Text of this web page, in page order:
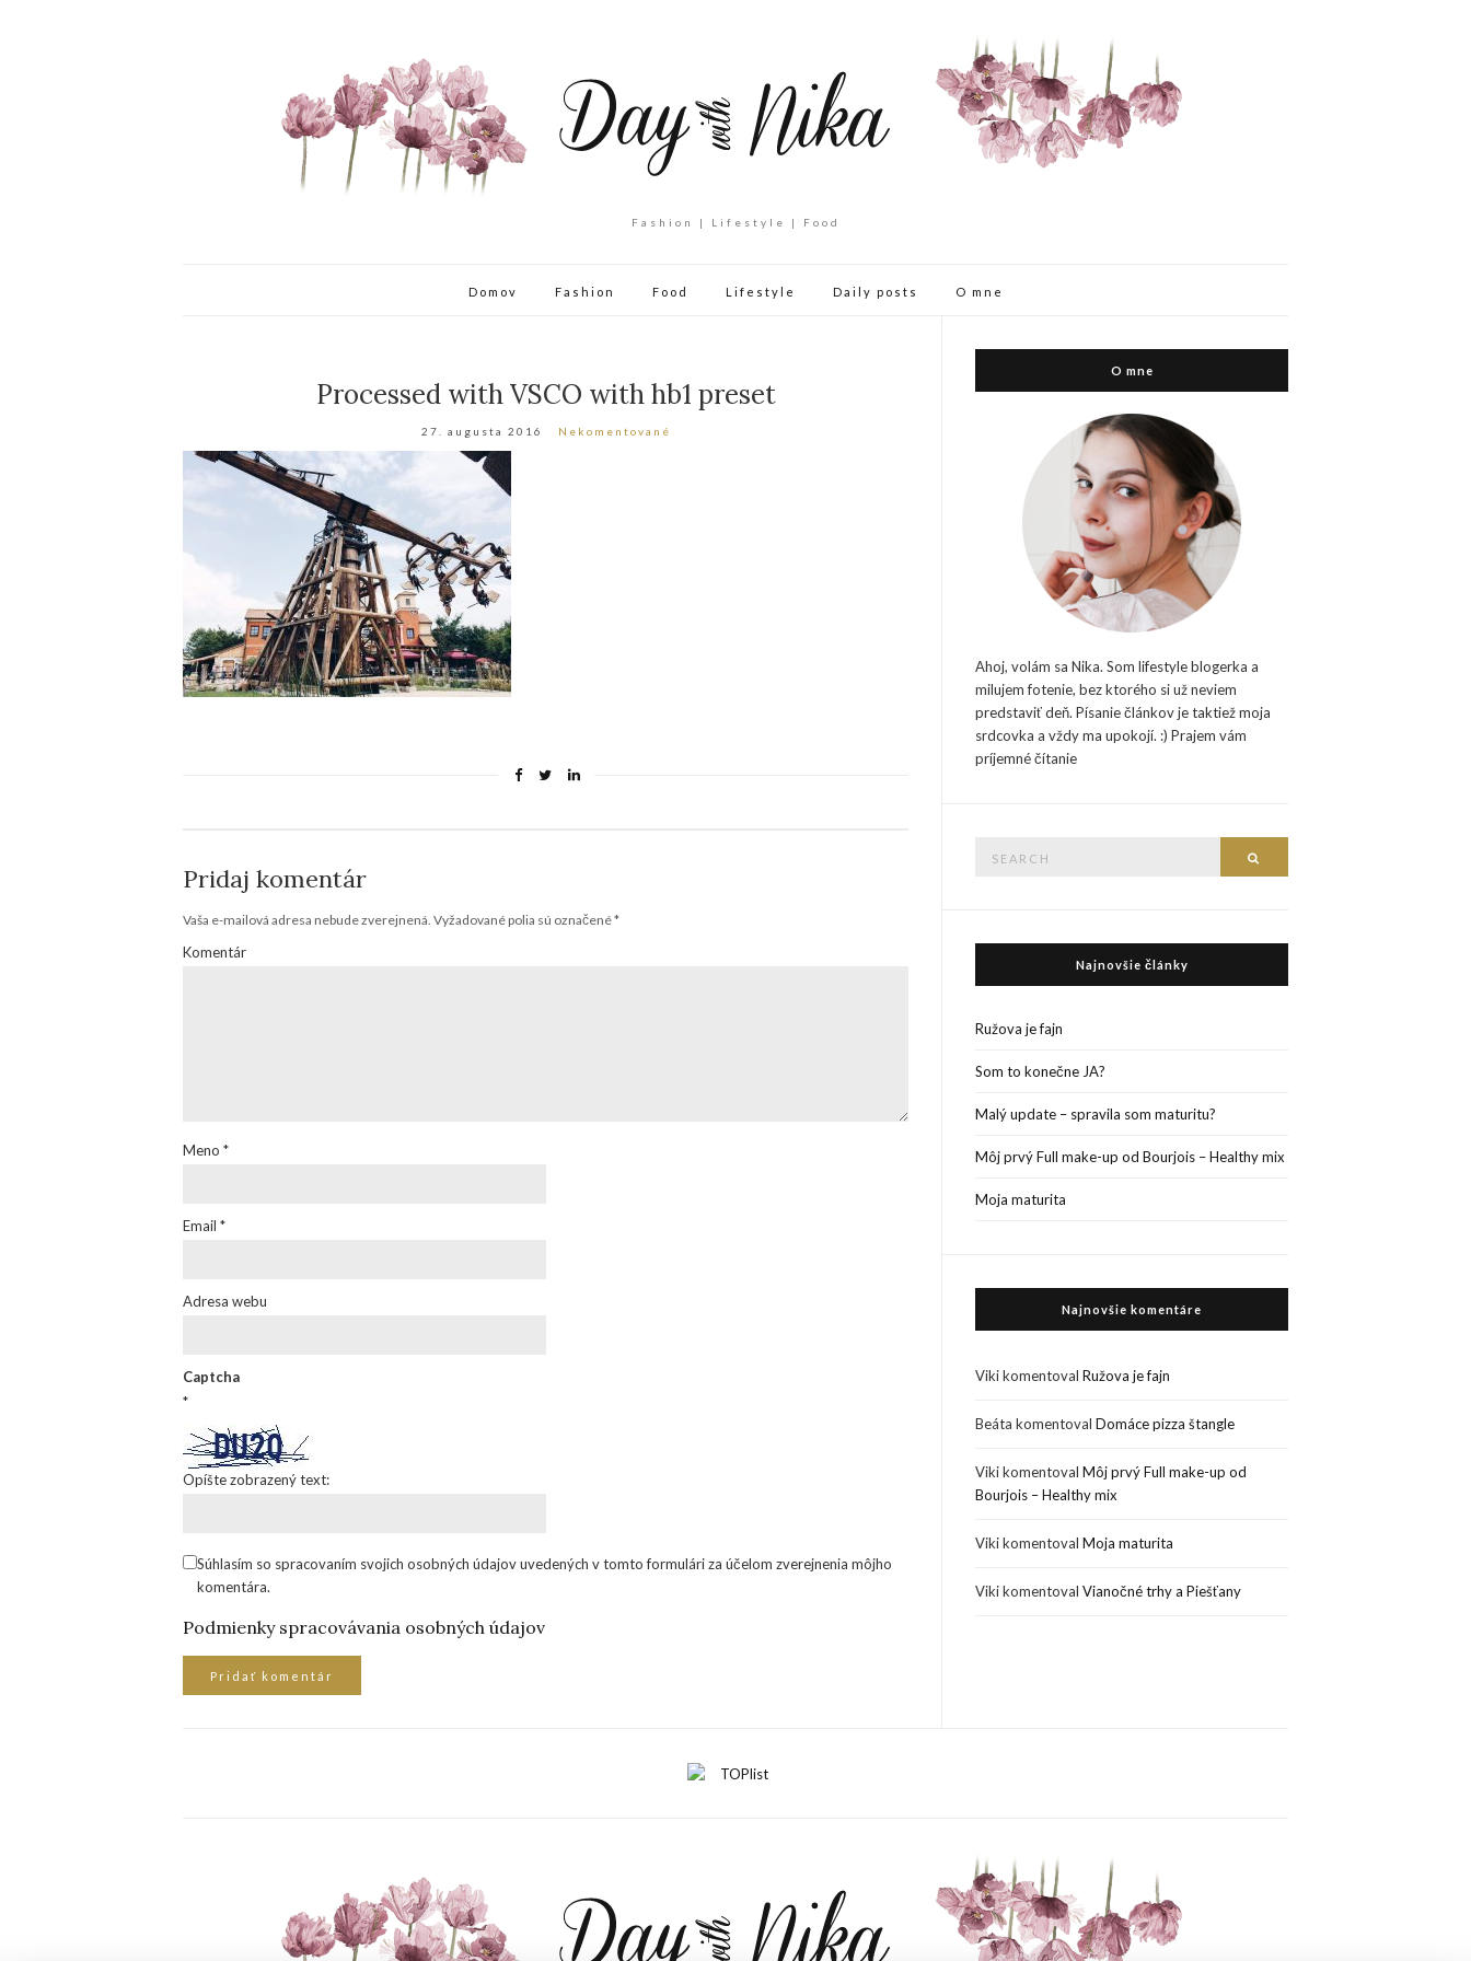
Fashion | Lifestyle | Food
Domov Fashion Food Lifestyle Daily posts O mne
Processed with VSCO with hb1 preset
27. augusta 2016 Nekomentované
Pridaj komentár
Vaša e-mailová adresa nebude zverejnená. Vyžadované polia sú označené*
Komentár
Meno *
Email *
Adresa webu
Captcha
*
Opíšte zobrazený text:
Súhlasím so spracovaním svojich osobných údajov uvedených v tomto formulári za účelom zverejnenia môjho
komentára.
Podmienky spracovávania osobných údajov
O mne
Ahoj, volám sa Nika. Som lifestyle blogerka a
milujem fotenie, bez ktorého si už neviem
predstaviť deň. Písanie článkov je taktiež moja
srdcovka a vždy ma upokojí. :) Prajem vám
príjemné čítanie
Najnovšie články
Ružova je fajn
Som to konečne JA?
Malý update – spravila som maturitu?
Môj prvý Full make-up od Bourjois – Healthy mix
Moja maturita
Najnovšie komentáre
VikikomentovalRužova je fajn
Beáta komentovalDomáce pizza štangle
VikikomentovalMôj prvý Full make-up od
Bourjois – Healthy mix
VikikomentovalMoja maturita
VikikomentovalVianočné trhy a Piešťany